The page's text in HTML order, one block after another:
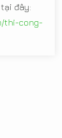
đây:
thi-cong-